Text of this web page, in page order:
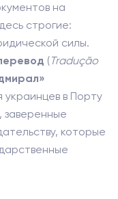
на
строгие:
силы.
(Tradução
в Порту
заверенные
которые